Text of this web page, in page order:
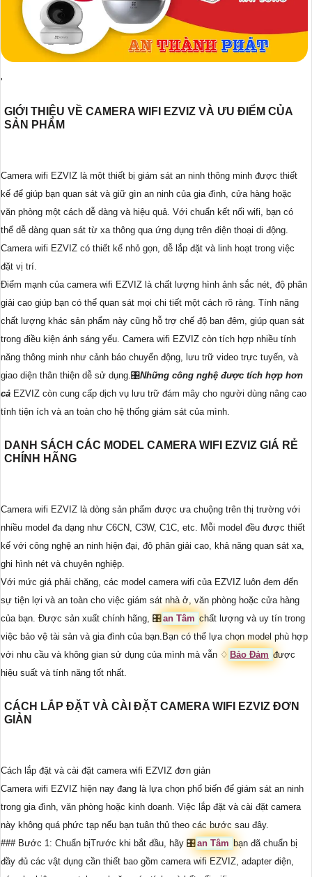
'
GIỚI THIỆU VỀ CAMERA WIFI EZVIZ VÀ ƯU ĐIỂM CỦA
SẢN PHẨM
Camera wifi EZVIZ là một thiết bị giám sát an ninh thông minh được thiết
kế để giúp bạn quan sát và giữ gìn an ninh của gia đình, cửa hàng hoặc
văn phòng một cách dễ dàng và hiệu quả. Với chuẩn kết nối wifi, bạn có
thể dễ dàng quan sát từ xa thông qua ứng dụng trên điện thoại di động.
Camera wifi EZVIZ có thiết kế nhỏ gọn, dễ lắp đặt và linh hoạt trong việc
đặt vị trí.
Điểm mạnh của camera wifi EZVIZ là chất lượng hình ảnh sắc nét, độ phân
giải cao giúp bạn có thể quan sát mọi chi tiết một cách rõ ràng. Tính năng
chất lượng khác sản phẩm này cũng hỗ trợ chế độ ban đêm, giúp quan sát
trong điều kiện ánh sáng yếu. Camera wifi EZVIZ còn tích hợp nhiều tính
năng thông minh như cảnh báo chuyển động, lưu trữ video trực tuyến, và
giao diện thân thiện dễ sử dụng.🎛Những công nghệ được tích hợp hơn
cả EZVIZ còn cung cấp dịch vụ lưu trữ đám mây cho người dùng nâng cao
tính tiện ích và an toàn cho hệ thống giám sát của mình.
DANH SÁCH CÁC MODEL CAMERA WIFI EZVIZ GIÁ RẺ
CHÍNH HÃNG
Camera wifi EZVIZ là dòng sản phẩm được ưa chuộng trên thị trường với
nhiều model đa dạng như C6CN, C3W, C1C, etc. Mỗi model đều được thiết
kế với công nghệ an ninh hiện đại, độ phân giải cao, khả năng quan sát xa,
ghi hình nét và chuyên nghiệp.
Với mức giá phải chăng, các model camera wifi của EZVIZ luôn đem đến
sự tiện lợi và an toàn cho việc giám sát nhà ở, văn phòng hoặc cửa hàng
của bạn. Được sản xuất chính hãng, 🎛an Tâm chất lượng và uy tín trong
việc bảo vệ tài sản và gia đình của bạn.Bạn có thể lựa chọn model phù hợp
với nhu cầu và không gian sử dụng của mình mà vẫn ♢ Bảo Đảm được
hiệu suất và tính năng tốt nhất.
CÁCH LẮP ĐẶT VÀ CÀI ĐẶT CAMERA WIFI EZVIZ ĐƠN
GIẢN
Cách lắp đặt và cài đặt camera wifi EZVIZ đơn giản
Camera wifi EZVIZ hiện nay đang là lựa chọn phổ biến để giám sát an ninh
trong gia đình, văn phòng hoặc kinh doanh. Việc lắp đặt và cài đặt camera
này không quá phức tạp nếu bạn tuân thủ theo các bước sau đây.
### Bước 1: Chuẩn bịTrước khi bắt đầu, hãy 🎛an Tâm bạn đã chuẩn bị
đầy đủ các vật dụng cần thiết bao gồm camera wifi EZVIZ, adapter điện,